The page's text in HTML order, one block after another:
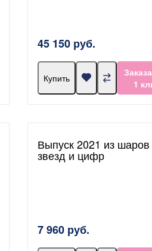
45 150 руб.
Купить
1
Выпуск 2021 из шаров
звезд и цифр
7 960 руб.